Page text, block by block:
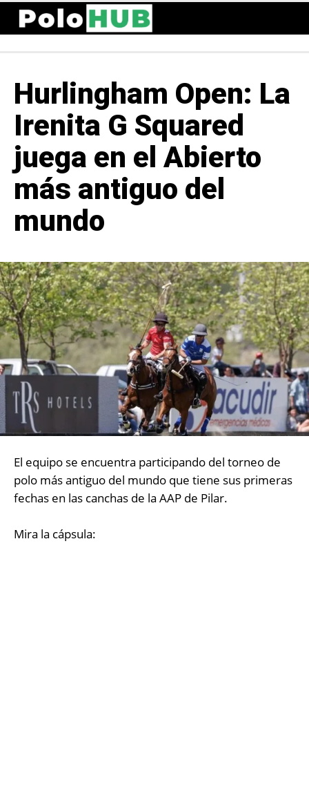
Hurlingham Open: La
Irenita G Squared
juega en el Abierto
más antiguo del
mundo
El equipo se encuentra participando del torneo de
polo más antiguo del mundo que tiene sus primeras
fechas en las canchas de la AAP de Pilar.
Mira la cápsula: